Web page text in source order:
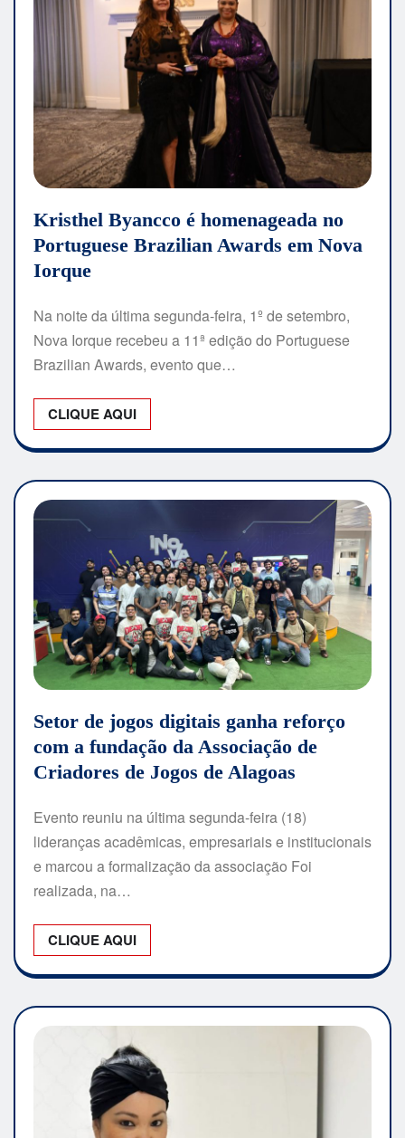
Kristhel Byancco é homenageada no
Portuguese Brazilian Awards em Nova
Iorque
Na noite da última segunda-feira, 1º de setembro,
Nova Iorque recebeu a 11ª edição do Portuguese
Brazilian Awards, evento que…
CLIQUE AQUI
Setor de jogos digitais ganha reforço
com a fundação da Associação de
Criadores de Jogos de Alagoas
Evento reuniu na última segunda-feira (18)
lideranças acadêmicas, empresariais e institucionais
e marcou a formalização da associação Foi
realizada, na…
CLIQUE AQUI